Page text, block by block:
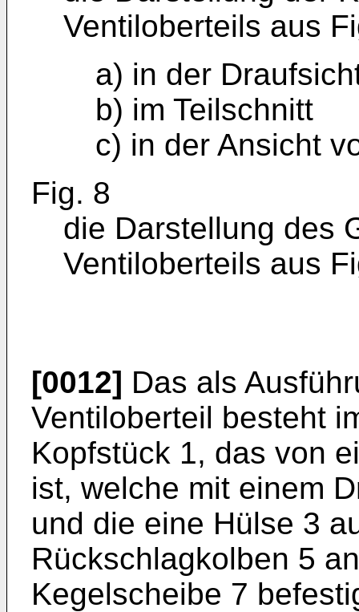
Ventiloberteils aus
a) in der
b) im Teilschnitt
c) in der Ansicht
Fig. 8
die Darstellung des
Ventiloberteils aus
[0012] Das als
Ventiloberteil besteht
Kopfstück 1, das von
ist, welche mit einem
und die eine Hülse 3
Rückschlagkolben 5
Kegelscheibe 7